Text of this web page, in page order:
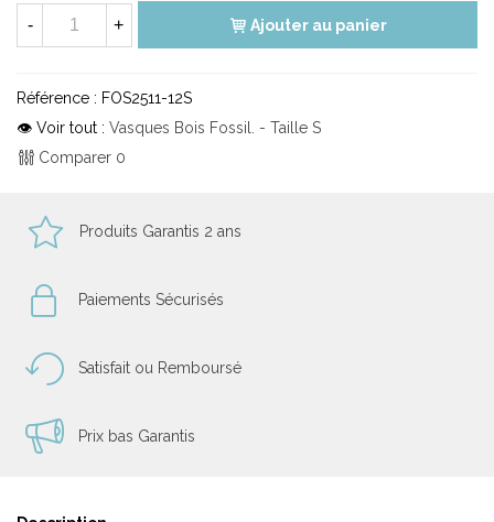
- + Ajouter au panier
Référence : FOS2511-12S
👁 Voir tout : Vasques Bois Fossil. - Taille S
Comparer 0
Produits Garantis 2 ans
Paiements Sécurisés
Satisfait ou Remboursé
Prix bas Garantis